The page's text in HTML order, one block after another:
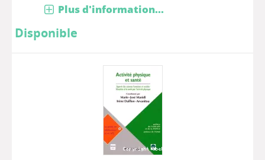
Plus d'information...
Disponible